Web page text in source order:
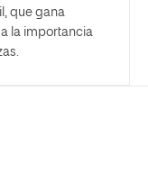
que gana
la importancia